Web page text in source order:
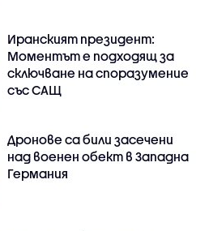
Иранският президент:
Моментът е подходящ за
сключване на споразумение
със САЩ
Дронове са били засечени
над военен обект в Западна
Германия